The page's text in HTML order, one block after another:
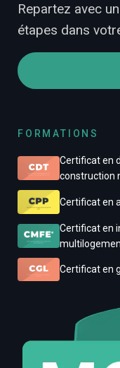
Repartez avec
étapes dans
FORMATIONS
Certificat en
construction
Certificat en
Certificat en
Certificat en